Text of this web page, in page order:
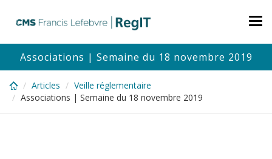
content
Associations | Semaine du 18 novembre 2019
Articles
Veille réglementaire
Associations | Semaine du 18 novembre 2019